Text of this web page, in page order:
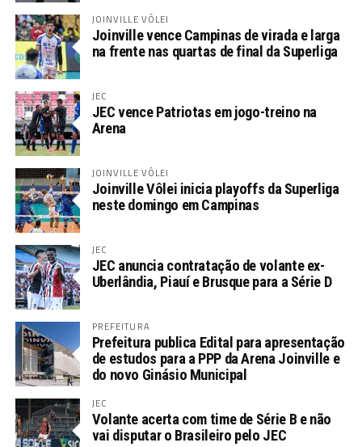
JOINVILLE VÔLEI
Joinville vence Campinas de virada e larga
na frente nas quartas de final da Superliga
JEC
JEC vence Patriotas em jogo-treino na
Arena
JOINVILLE VÔLEI
Joinville Vôlei inicia playoffs da Superliga
neste domingo em Campinas
JEC
JEC anuncia contratação de volante ex-
Uberlândia, Piauí e Brusque para a Série D
PREFEITURA
Prefeitura publica Edital para apresentação
de estudos para a PPP da Arena Joinville e
do novo Ginásio Municipal
JEC
Volante acerta com time de Série B e não
vai disputar o Brasileiro pelo JEC